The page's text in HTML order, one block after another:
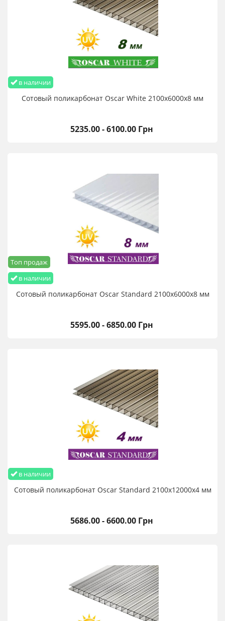
в наличии
Сотовый поликарбонат Oscar White 2100х6000х8 мм
5235.00 - 6100.00 Грн
в наличии
Топ продаж
Сотовый поликарбонат Oscar Standard 2100х6000х8 мм
5595.00 - 6850.00 Грн
в наличии
Сотовый поликарбонат Oscar Standard 2100х12000х4 мм
5686.00 - 6600.00 Грн